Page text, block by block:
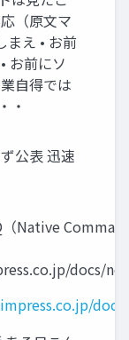
（原文マ
まえ • お前
お前にソ
自得では
・
公表 迅速
Native
docs/